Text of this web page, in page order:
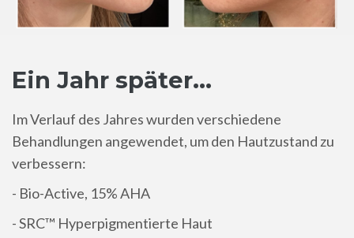
Ein Jahr später...
Im Verlauf des Jahres wurden verschiedene
Behandlungen angewendet, um den Hautzustand zu
verbessern:
- Bio-Active, 15% AHA
- SRC™ Hyperpigmentierte Haut